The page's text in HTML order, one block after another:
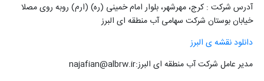
آدرس شرکت : کرج، مهرشهر، بلوار امام خمینی (ره) (ارم) روبه روی مصلا
خیابان بوستان شرکت سهامی آب منطقه ای البرز
دانلود نقشه ی البرز
مدیر عامل شرکت آب منطقه ای البرز:najafian@albrw.ir